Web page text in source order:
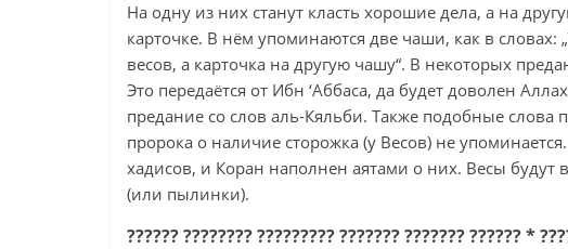
На одну из них станут класть хорошие дела, а на
карточке. В нём упоминаются две чаши, как в
весов, а карточка на другую чашу“. В некоторых
Это передаётся от Ибн ‘Аббаса, да будет доволен
предание со слов аль-Кяльби. Также подобные слова
пророка о наличие сторожка (у Весов) не
хадисов, и Коран наполнен аятами о них. Весы
(или пылинки).
?????? ???????? ????????? ??????? ??????? ?????? *